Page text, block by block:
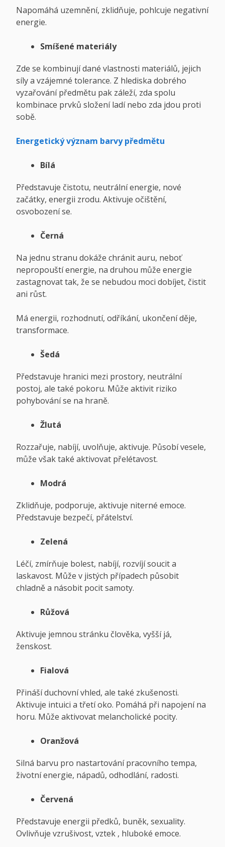
Napomáhá uzemnění, zklidňuje, pohlcuje negativní
energie.
Smíšené materiály
Zde se kombinují dané vlastnosti materiálů, jejich
síly a vzájemné tolerance. Z hlediska dobrého
vyzařování předmětu pak záleží, zda spolu
kombinace prvků složení ladí nebo zda jdou proti
sobě.
Energetický význam barvy předmětu
Bílá
Představuje čistotu, neutrální energie, nové
začátky, energii zrodu. Aktivuje očištění,
osvobození se.
Černá
Na jednu stranu dokáže chránit auru, neboť
nepropouští energie, na druhou může energie
zastagnovat tak, že se nebudou moci dobíjet, čistit
ani růst.
Má energii, rozhodnutí, odříkání, ukončení děje,
transformace.
Šedá
Představuje hranici mezi prostory, neutrální
postoj, ale také pokoru. Může aktivit riziko
pohybování se na hraně.
Žlutá
Rozzařuje, nabíjí, uvolňuje, aktivuje. Působí vesele,
může však také aktivovat přelétavost.
Modrá
Zklidňuje, podporuje, aktivuje niterné emoce.
Představuje bezpečí, přátelství.
Zelená
Léčí, zmírňuje bolest, nabíjí, rozvíjí soucit a
laskavost. Může v jistých případech působit
chladně a násobit pocit samoty.
Růžová
Aktivuje jemnou stránku člověka, vyšší já,
ženskost.
Fialová
Přináší duchovní vhled, ale také zkušenosti.
Aktivuje intuici a třetí oko. Pomáhá při napojení na
horu. Může aktivovat melancholické pocity.
Oranžová
Silná barvu pro nastartování pracovního tempa,
životní energie, nápadů, odhodlání, radosti.
Červená
Představuje energii předků, buněk, sexuality.
Ovlivňuje vzrušivost, vztek , hluboké emoce.